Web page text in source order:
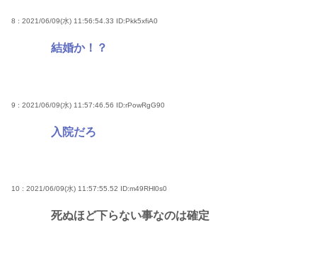
8 : 2021/06/09(水) 11:56:54.33 ID:Pkk5xfiA0
結婚か！？
9 : 2021/06/09(水) 11:57:46.56 ID:rPowRgG90
入院だろ
10 : 2021/06/09(水) 11:57:55.52 ID:m49RHl0s0
死ぬほど下らない事なのは確定